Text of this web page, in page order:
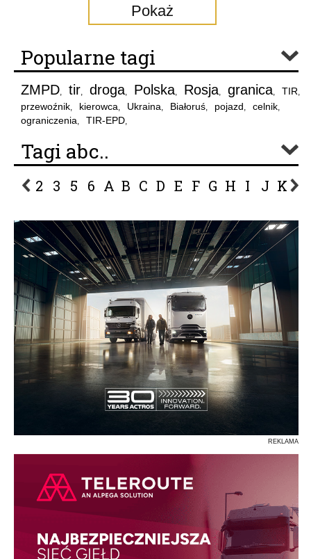
Pokaż
Popularne tagi
ZMPD, tir, droga, Polska, Rosja, granica, TIR,
przewoźnik, kierowca, Ukraina, Białoruś, pojazd, celnik,
ograniczenia, TIR-EPD,
Tagi abc..
2 3 5 6 A B C D E F G H I J K L
REKLAMA